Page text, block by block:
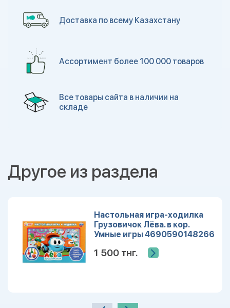
Доставка по всему Казахстану
Ассортимент более 100 000 товаров
Все товары сайта в наличии на
складе
Другое из раздела
Настольная игра-ходилка
Грузовичок Лёва. в кор.
Умные игры 4690590148266
1 500 тнг.